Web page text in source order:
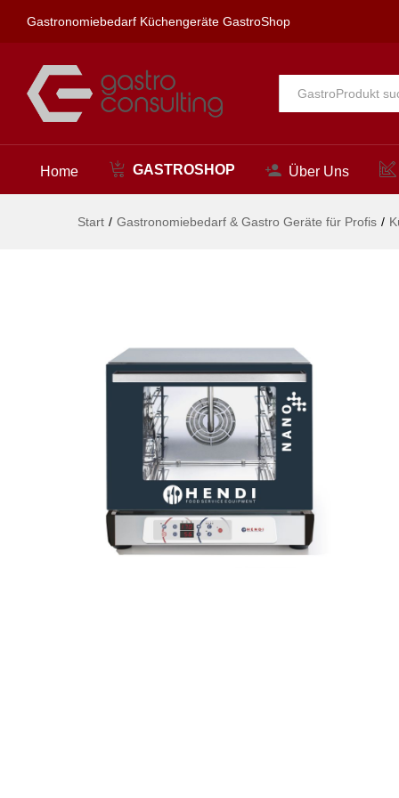
Gastronomiebedarf Küchengeräte GastroShop
Alle
Home GASTROSHOP Über Uns
Start / Gastronomiebedarf & Gastro Geräte für Profis /
561x644x(H)530mm